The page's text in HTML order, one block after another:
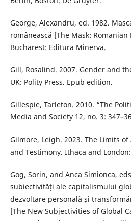
George, Alexandru, ed. 1982.
românească [The Mask: Romanian
Bucharest: Editura Minerva.
Gill, Rosalind. 2007. Gender and
UK: Polity Press. Epub edition.
Gillespie, Tarleton. 2010. “The
Media and Society 12, no. 3:
Gilmore, Leigh. 2023. The Limits
and Testimony. Ithaca and
Gog, Sorin, and Anca Simionca,
subiectivități ale capitalismului
dezvoltare personală și
[The New Subjectivities of Global